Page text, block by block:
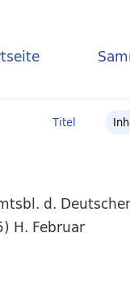
Titel
d.
H. Februar